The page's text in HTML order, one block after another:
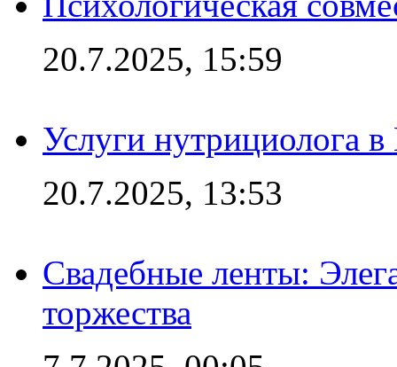
20.7.2025, 15:59
Услуги нутрициолога
20.7.2025, 13:53
Свадебные ленты:
торжества